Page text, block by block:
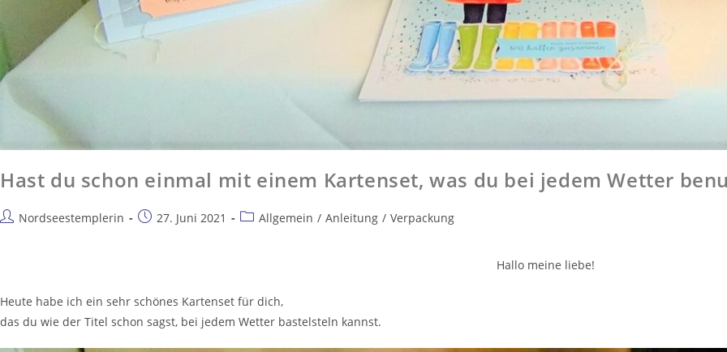
Hast du schon einmal mit einem Kartenset, was du bei jedem Wetter
Nordseestemplerin 27. Juni 2021 Allgemein / Anleitung / Verpackung
Hallo meine liebe!
Heute habe ich ein sehr schönes Kartenset für dich,
das du wie der Titel schon sagst, bei jedem Wetter bastelsteln kannst.